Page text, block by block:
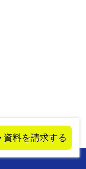
資料を請求する